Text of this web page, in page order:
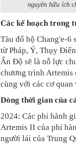
nguyên hữu ích
Các kế hoạch trong
Tàu đổ bộ Chang'e-6
từ Pháp, Ý, Thụy
Ấn Độ sẽ là nỗ lực
chương trình Artemis
cùng với các cơ
Dòng thời gian của
2024: Các phi hành
Artemis II của phi
người lái của Trung